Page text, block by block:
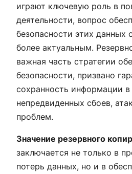
играют ключевую роль в
деятельности, вопрос
безопасности этих данных
более актуальным.
важная часть стратегии
безопасности, призвано
сохранность информации в
непредвиденных сбоев,
проблем.
Значение резервного
заключается не только в
потерь данных, но и в